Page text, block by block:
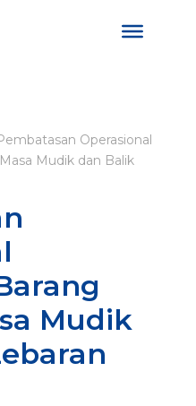
Operasional
Mudik dan Balik
Mudik